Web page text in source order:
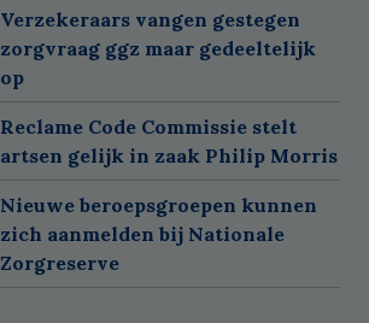
Verzekeraars vangen gestegen
zorgvraag ggz maar gedeeltelijk
op
Reclame Code Commissie stelt
artsen gelijk in zaak Philip Morris
Nieuwe beroepsgroepen kunnen
zich aanmelden bij Nationale
Zorgreserve